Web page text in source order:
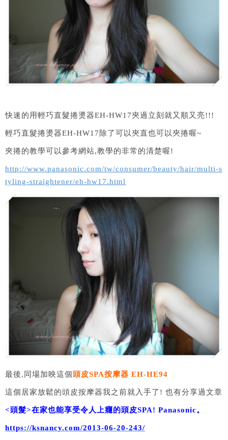
快速的用輕巧直髮捲燙器EH-HW17夾過立刻就又順又亮!!!
輕巧直髮捲燙器EH-HW17除了可以夾直也可以夾捲喔~
夾捲的教學可以參考網站,教學的非常的清楚喔!
http://www.panasonic.com/tw/consumer/beauty/hair/multi-s
tyling-straightener/eh-hw17.html
最後,同場加映這個頭皮SPA按摩器 EH-HE94
這個居家放鬆的頭皮按摩器我之前就入手了! 也有分享過文章
<頭髮>在家也能享受令人上癮的頭皮SPA! Panasonic。
https://ksnancy.com/2013-06-20-243/